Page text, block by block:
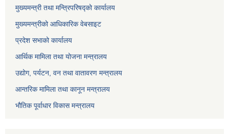
मुख्यमन्त्री तथा मन्त्रिपरिषद्को कार्यालय
मुख्यमन्त्रीको आधिकारिक वेबसाइट
प्रदेश सभाको कार्यालय
आर्थिक मामिला तथा योजना मन्त्रालय
उद्योग, पर्यटन, वन तथा वातावरण मन्त्रालय
आन्तरिक मामिला तथा कानून मन्त्रालय
भौतिक पूर्वाधार विकास मन्त्रालय